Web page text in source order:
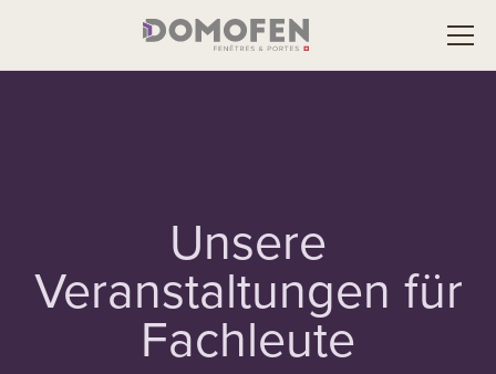
Unsere
Veranstaltungen für
Fachleute